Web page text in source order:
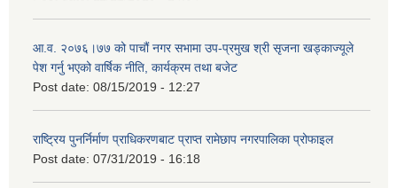
आ.व. २०७६।७७ को पाचौं नगर सभामा उप-प्रमुख श्री सृजना खड्काज्यूले
पेश गर्नु भएको वार्षिक नीति, कार्यक्रम तथा बजेट
Post date: 08/15/2019 - 12:27
राष्ट्रिय पुनर्निर्माण प्राधिकरणबाट प्राप्त रामेछाप नगरपालिका प्रोफाइल
Post date: 07/31/2019 - 16:18